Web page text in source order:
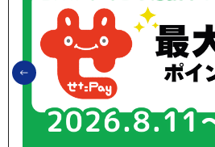
前のスライドを表示